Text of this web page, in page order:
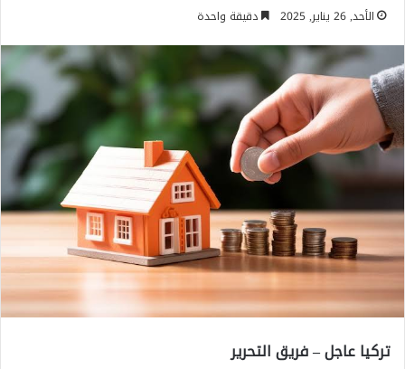
الأحد, 26 يناير, 2025 دقيقة واحدة
تركيا عاجل – فريق التحرير